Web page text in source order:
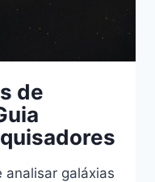
de
analisar galáxias